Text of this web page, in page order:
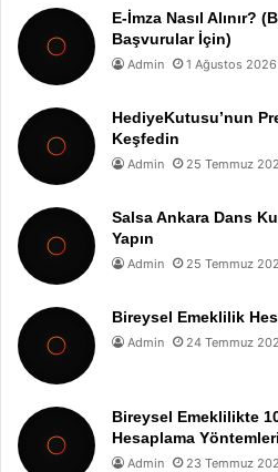
E-İmza Nasıl Alınır?
Başvurular İçin)
Admin 1 Ağustos 2026
HediyeKutusu’nun
Keşfedin
Admin 25 Temmuz
Salsa Ankara Dans
Yapın
Admin 25 Temmuz
Bireysel Emeklilik
Admin 24 Temmuz
Bireysel Emeklilikte
Hesaplama Yöntemleri
Admin 23 Temmuz